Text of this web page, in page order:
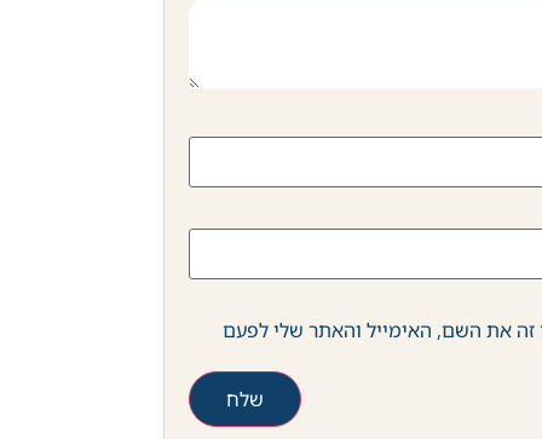
זה את השם, האימייל והאתר שלי לפעם